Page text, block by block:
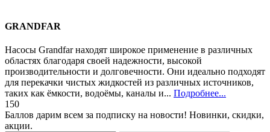
GRANDFAR
Насосы Grandfar находят широкое применение в различных
областях благодаря своей надежности, высокой
производительности и долговечности. Они идеально подходят
для перекачки чистых жидкостей из различных источников,
таких как ёмкости, водоёмы, каналы и... Подробнее...
150
Баллов дарим всем за подписку на новости! Новинки, скидки,
акции.